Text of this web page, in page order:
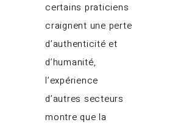
certains praticiens
craignent une perte
d’authenticité et
d’humanité,
l’expérience
d’autres secteurs
montre que la